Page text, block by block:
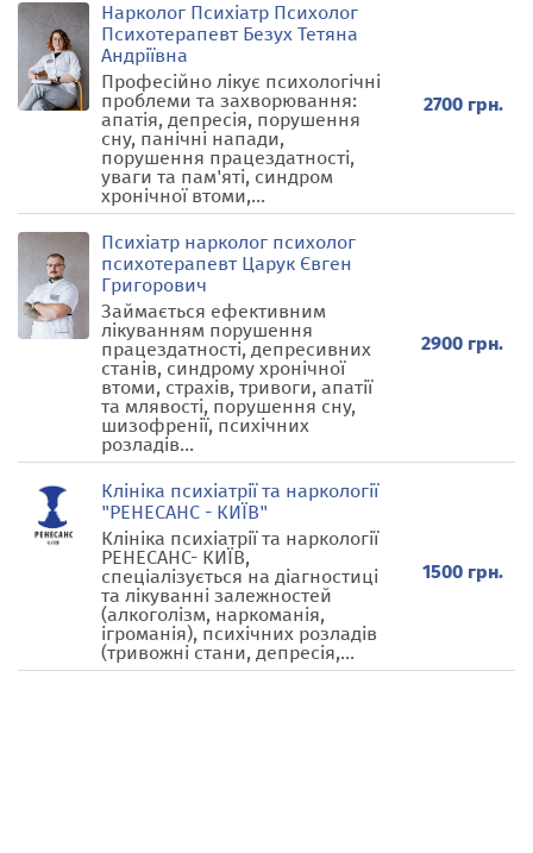
Нарколог Психіатр Психолог
Психотерапевт Безух Тетяна
Андріївна
Професійно лікує психологічні
проблеми та захворювання:
апатія, депресія, порушення
сну, панічні напади,
порушення працездатності,
уваги та пам'яті, синдром
хронічної втоми,...
2700 грн.
Психіатр нарколог психолог
психотерапевт Царук Євген
Григорович
Займається ефективним
лікуванням порушення
працездатності, депресивних
станів, синдрому хронічної
втоми, страхів, тривоги, апатії
та млявості, порушення сну,
шизофренії, психічних
розладів...
2900 грн.
Клініка психіатрії та наркології
"РЕНЕСАНС - КИЇВ"
Клініка психіатрії та наркології
РЕНЕСАНС- КИЇВ,
спеціалізується на діагностиці
та лікуванні залежностей
(алкоголізм, наркоманія,
ігроманія), психічних розладів
(тривожні стани, депресія,...
1500 грн.